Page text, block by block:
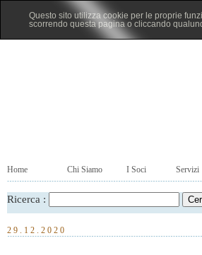
Questo sito utilizza cookie per le proprie
scorrendo questa pagina o cliccando
Home Chi Siamo I Soci Servizi
Ricerca :
29.12.2020